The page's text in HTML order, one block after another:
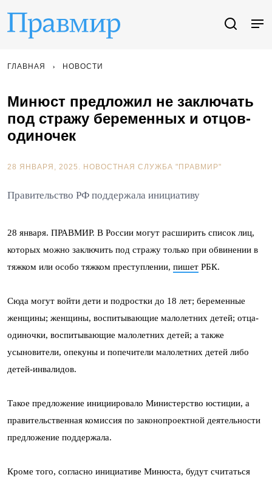
ГЛАВНАЯ НОВОСТИ
Минюст предложил не заключать
под стражу беременных и отцов-
одиночек
28 ЯНВАРЯ, 2025. НОВОСТНАЯ СЛУЖБА "ПРАВМИР"
Правительство РФ поддержала инициативу
28 января. ПРАВМИР. В России могут расширить список лиц,
которых можно заключить под стражу только при обвинении в
тяжком или особо тяжком преступлении, пишет РБК.
Сюда могут войти дети и подростки до 18 лет; беременные
женщины; женщины, воспитывающие малолетних детей; отца-
одиночки, воспитывающие малолетних детей; а также
усыновители, опекуны и попечители малолетних детей либо
детей-инвалидов.
Такое предложение инициировало Министерство юстиции, а
правительственная комиссия по законопроектной деятельности
предложение поддержала.
Кроме того, согласно инициативе Минюста, будут считаться